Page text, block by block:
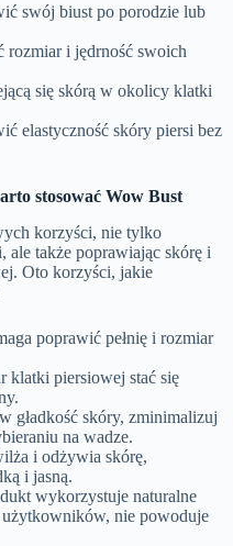
swój biust po porodzie lub
rozmiar i jędrność swoich
się skórą w okolicy klatki
elastyczność skóry piersi bez
stosować Wow Bust
korzyści, nie tylko
ale także poprawiając skórę i
Oto korzyści, jakie
poprawić pełnię i rozmiar
klatki piersiowej stać się
gładkość skóry, zminimalizuj
na wadze.
i odżywia skórę,
i jasną.
wykorzystuje naturalne
użytkowników, nie powoduje